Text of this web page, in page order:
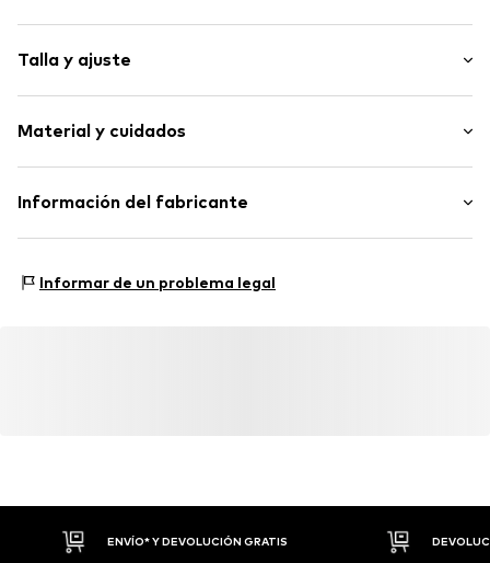
Cuello redondo
Botón a presión
Corte en la cintura
Costuras tono entono
Botón a presión
Talla y ajuste
Longitud: Hasta la rodilla
Ajuste: Ajuste regular
Material y cuidados
Material: 99% Poliéster - PES (reciclado), 1% Elastán
Información del fabricante
3542AD Utecht
Informar de un problema legal
ENVÍO* Y DEVOLUCIÓN GRATIS